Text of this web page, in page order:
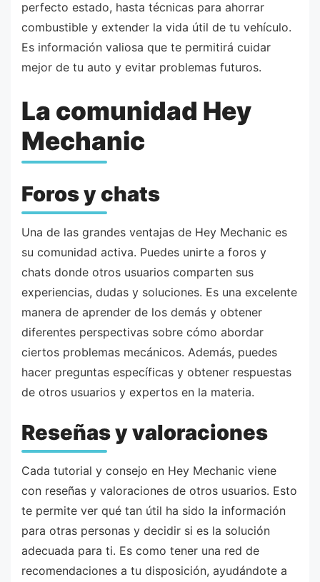
perfecto estado, hasta técnicas para ahorrar
combustible y extender la vida útil de tu vehículo.
Es información valiosa que te permitirá cuidar
mejor de tu auto y evitar problemas futuros.
La comunidad Hey
Mechanic
Foros y chats
Una de las grandes ventajas de Hey Mechanic es
su comunidad activa. Puedes unirte a foros y
chats donde otros usuarios comparten sus
experiencias, dudas y soluciones. Es una excelente
manera de aprender de los demás y obtener
diferentes perspectivas sobre cómo abordar
ciertos problemas mecánicos. Además, puedes
hacer preguntas específicas y obtener respuestas
de otros usuarios y expertos en la materia.
Reseñas y valoraciones
Cada tutorial y consejo en Hey Mechanic viene
con reseñas y valoraciones de otros usuarios. Esto
te permite ver qué tan útil ha sido la información
para otras personas y decidir si es la solución
adecuada para ti. Es como tener una red de
recomendaciones a tu disposición, ayudándote a